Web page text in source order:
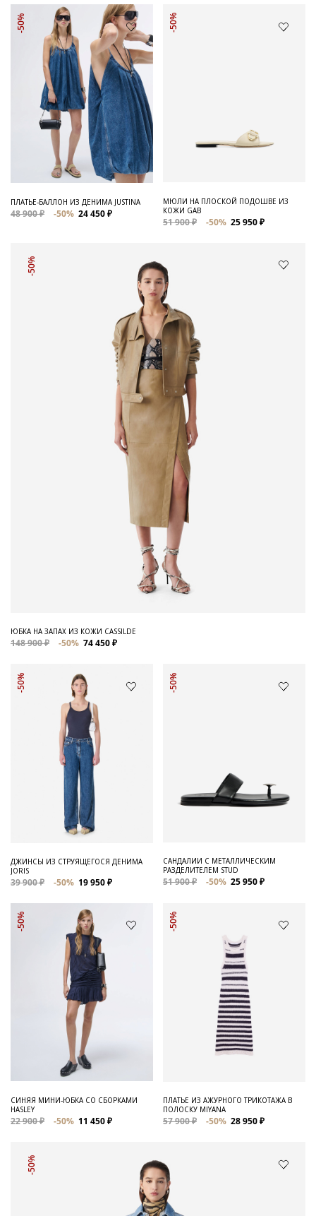
-50%
ПЛАТЬЕ-БАЛЛОН ИЗ ДЕНИМА JUSTINA
48 900 ₽ -50% 24 450 ₽
-50%
МЮЛИ НА ПЛОСКОЙ ПОДОШВЕ ИЗ
КОЖИ GAB
51 900 ₽ -50% 25 950 ₽
-50%
ЮБКА НА ЗАПАХ ИЗ КОЖИ CASSILDE
148 900 ₽ -50% 74 450 ₽
-50%
ДЖИНСЫ ИЗ СТРУЯЩЕГОСЯ ДЕНИМА
JORIS
39 900 ₽ -50% 19 950 ₽
-50%
САНДАЛИИ С МЕТАЛЛИЧЕСКИМ
РАЗДЕЛИТЕЛЕМ STUD
51 900 ₽ -50% 25 950 ₽
-50%
СИНЯЯ МИНИ-ЮБКА СО СБОРКАМИ
HASLEY
22 900 ₽ -50% 11 450 ₽
-50%
ПЛАТЬЕ ИЗ АЖУРНОГО ТРИКОТАЖА В
ПОЛОСКУ MIYANA
57 900 ₽ -50% 28 950 ₽
-50%